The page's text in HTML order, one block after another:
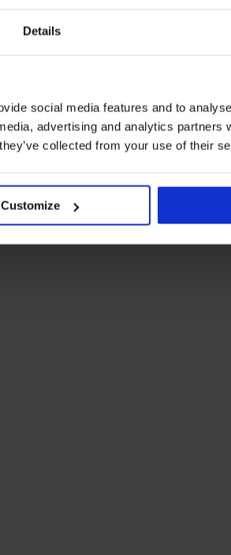
Details
social media features and to
advertising and analytics partners
collected from your use of their
Customize